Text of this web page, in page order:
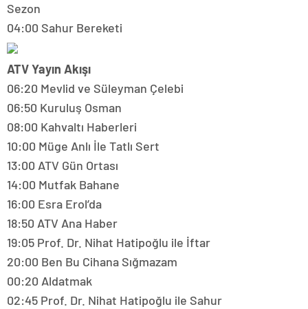
Sezon
04:00 Sahur Bereketi
ATV Yayın Akışı
06:20 Mevlid ve Süleyman Çelebi
06:50 Kuruluş Osman
08:00 Kahvaltı Haberleri
10:00 Müge Anlı İle Tatlı Sert
13:00 ATV Gün Ortası
14:00 Mutfak Bahane
16:00 Esra Erol’da
18:50 ATV Ana Haber
19:05 Prof. Dr. Nihat Hatipoğlu ile İftar
20:00 Ben Bu Cihana Sığmazam
00:20 Aldatmak
02:45 Prof. Dr. Nihat Hatipoğlu ile Sahur